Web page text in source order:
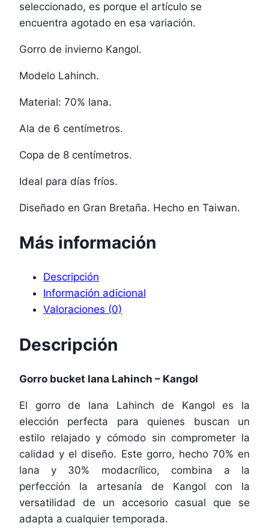
seleccionado, es porque el artículo se
encuentra agotado en esa variación.
Gorro de invierno Kangol.
Modelo Lahinch.
Material: 70% lana.
Ala de 6 centímetros.
Copa de 8 centímetros.
Ideal para días fríos.
Diseñado en Gran Bretaña. Hecho en Taiwan.
Más información
Descripción
Información adicional
Valoraciones (0)
Descripción
Gorro bucket lana Lahinch – Kangol
El gorro de lana Lahinch de Kangol es la
elección perfecta para quienes buscan un
estilo relajado y cómodo sin comprometer la
calidad y el diseño. Este gorro, hecho 70% en
lana y 30% modacrílico, combina a la
perfección la artesanía de Kangol con la
versatilidad de un accesorio casual que se
adapta a cualquier temporada.